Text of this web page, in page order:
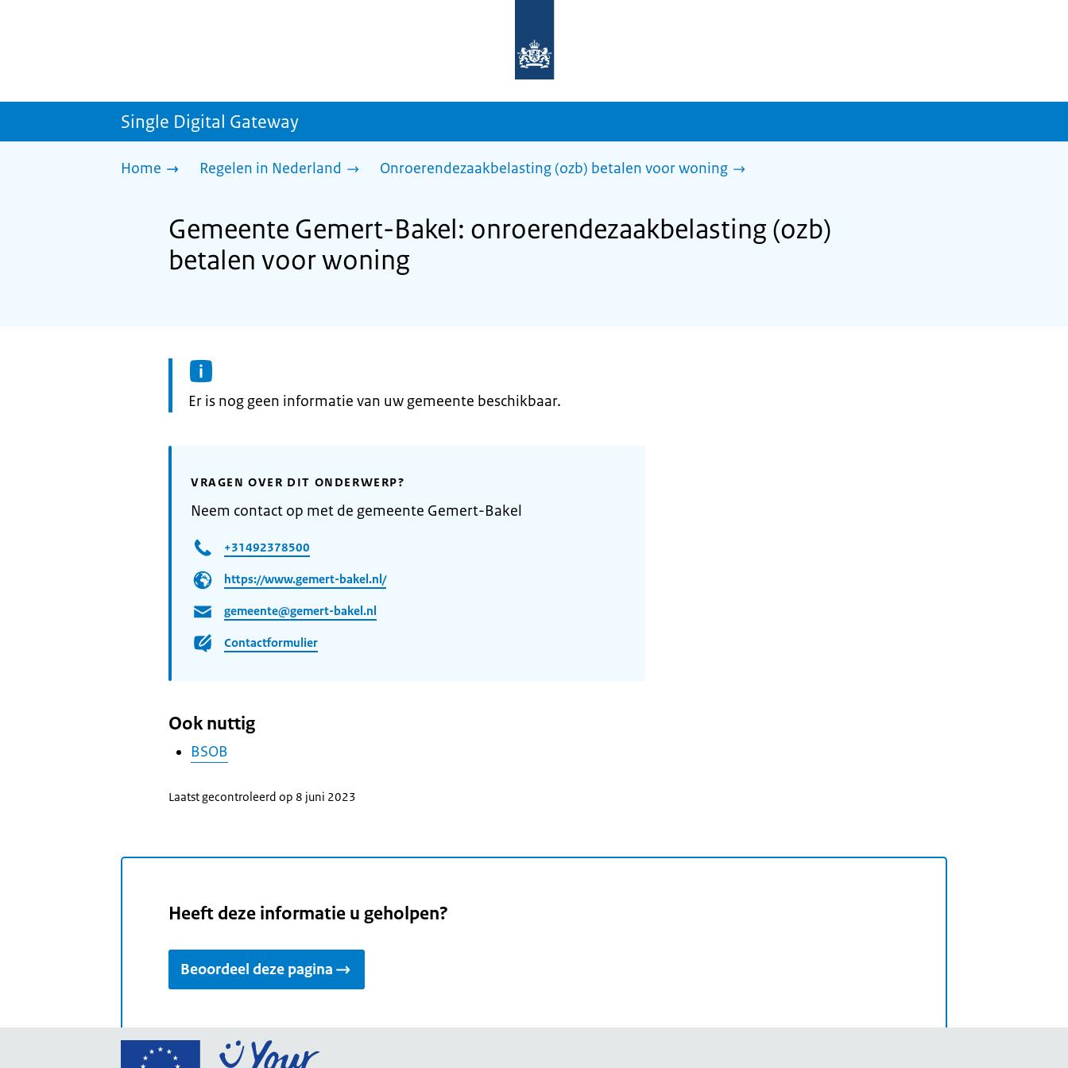
homepage
sdg.rijksoverheid.nl
Single Digital Gateway
Home Regelen in Nederland Onroerendezaakbelasting (ozb) betalen voor woning
Gemeente Gemert-Bakel: onroerendezaakbelasting (ozb)
betalen voor woning
Informatie:
Er is nog geen informatie van uw gemeente beschikbaar.
VRAGEN OVER DIT ONDERWERP?
Neem contact op met de gemeente Gemert-Bakel
+31492378500
https://www.gemert-bakel.nl/
gemeente@gemert-bakel.nl
Contactformulier
Ook nuttig
BSOB
Laatst gecontroleerd op 8 juni 2023
Heeft deze informatie u geholpen?
Beoordeel deze pagina
Ga